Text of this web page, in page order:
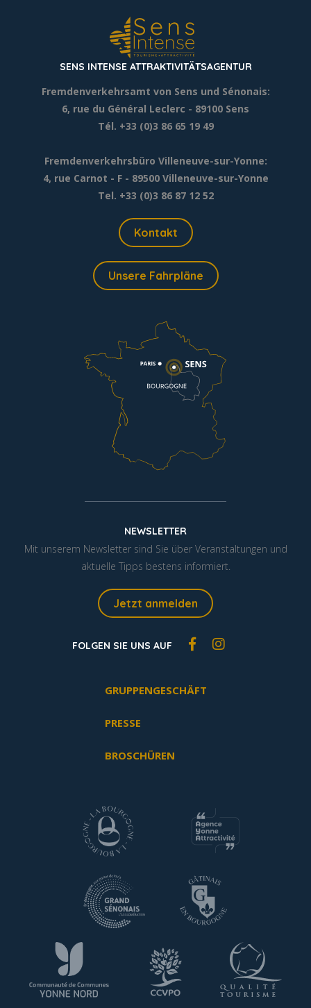
SENS INTENSE ATTRAKTIVITÄTSAGENTUR
Fremdenverkehrsamt von Sens und Sénonais:
6, rue du Général Leclerc - 89100 Sens
Tél. +33 (0)3 86 65 19 49
Fremdenverkehrsbüro Villeneuve-sur-Yonne:
4, rue Carnot - F - 89500 Villeneuve-sur-Yonne
Tel. +33 (0)3 86 87 12 52
Kontakt
Unsere Fahrpläne
NEWSLETTER
Mit unserem Newsletter sind Sie über Veranstaltungen und
aktuelle Tipps bestens informiert.
Jetzt anmelden
FOLGEN SIE UNS AUF
GRUPPENGESCHÄFT
PRESSE
BROSCHÜREN